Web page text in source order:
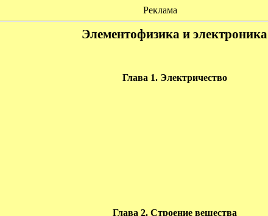
Реклама
Элементофизика и электроника
Глава 1. Электричество
Глава 2. Строение вещества